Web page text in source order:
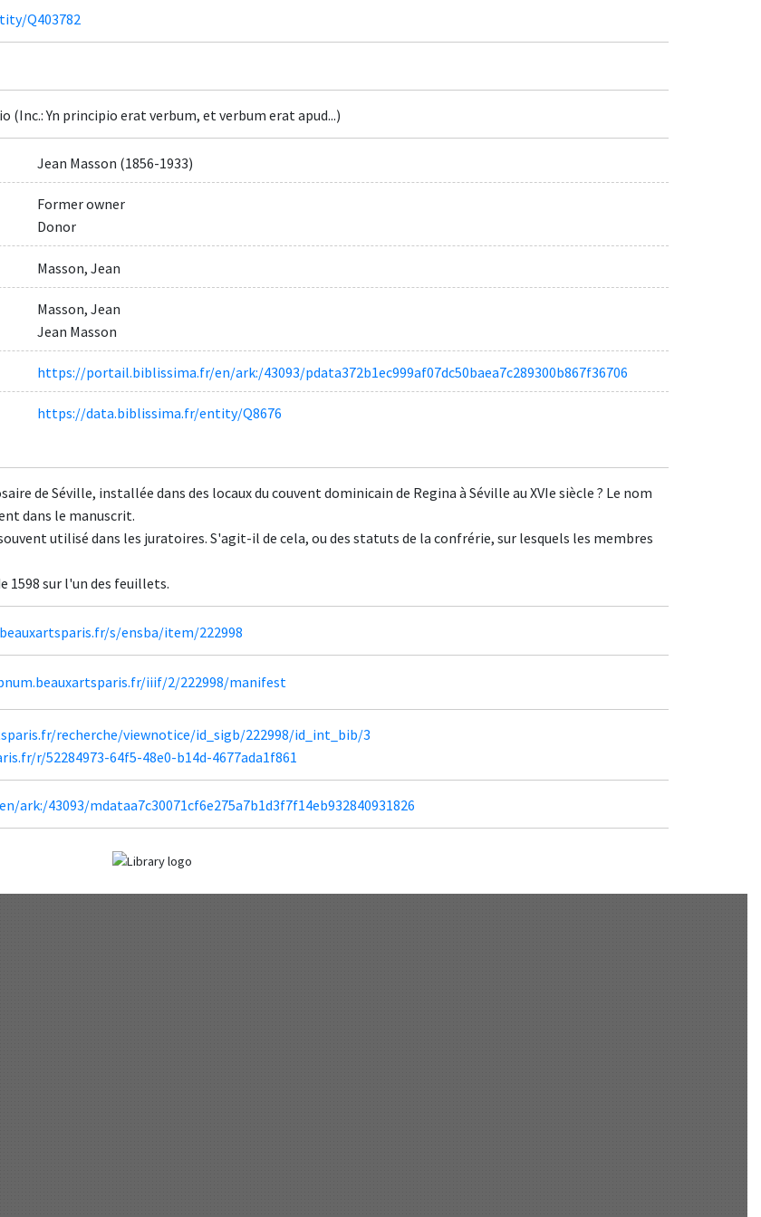
Q403782
(Inc.: Yn principio erat verbum, et verbum erat apud...)
Jean Masson (1856-1933)
Former owner
Donor
Masson, Jean
Masson, Jean
Jean Masson
https://portail.biblissima.fr/en/ark:/43093/pdata372b1ec999af07dc50baea7c289300b867f36706
https://data.biblissima.fr/entity/Q8676
de Séville, installée dans des locaux du couvent dominicain de Regina à Séville au XVIe siècle ? Le nom
dans le manuscrit.
utilisé dans les juratoires. S'agit-il de cela, ou des statuts de la confrérie, sur lesquels les membres
1598 sur l'un des feuillets.
s/ensba/item/222998
iiif/2/222998/manifest
recherche/viewnotice/id_sigb/222998/id_int_bib/3
r/52284973-64f5-48e0-b14d-4677ada1f861
43093/mdataa7c30071cf6e275a7b1d3f7f14eb932840931826